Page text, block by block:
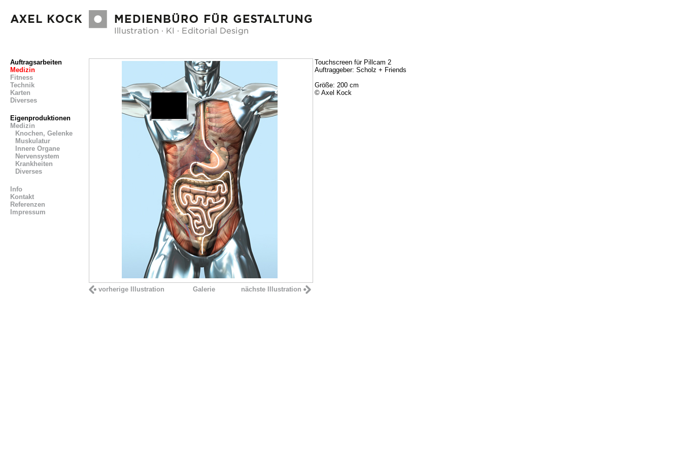
Auftragsarbeiten
Medizin
Fitness
Technik
Karten
Diverses
Eigenproduktionen
Medizin
Knochen, Gelenke
Muskulatur
Innere Organe
Nervensystem
Krankheiten
Diverses
Info
Kontakt
Referenzen
Impressum
vorherige Illustration Galerie nächste Illustration
Touchscreen für Pillcam 2
Auftraggeber: Scholz + Friends
Größe: 200 cm
© Axel Kock